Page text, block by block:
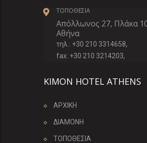
ΤΟΠΟΘΕΣΙΑ
Απόλλωνος 27, Πλάκα
Αθήνα
τηλ.: +30 210 3314658,
fax: +30 210 3214203,
KIMON HOTEL ATHENS
ΑΡΧΙΚΗ
ΔΙΑΜΟΝΗ
ΤΟΠΟΘΕΣΙΑ